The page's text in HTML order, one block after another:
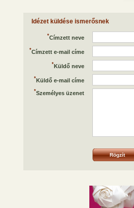
Idézet küldése ismerősnek
*Címzett neve
*Címzett e-mail címe
*Küldő neve
*Küldő e-mail címe
*Személyes üzenet
Rögzít